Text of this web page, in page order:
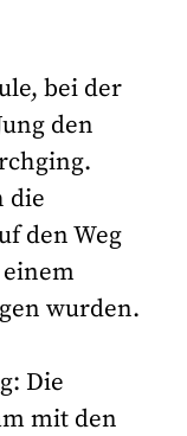
bei der
den
die
den Weg
wurden.
Die
mit den